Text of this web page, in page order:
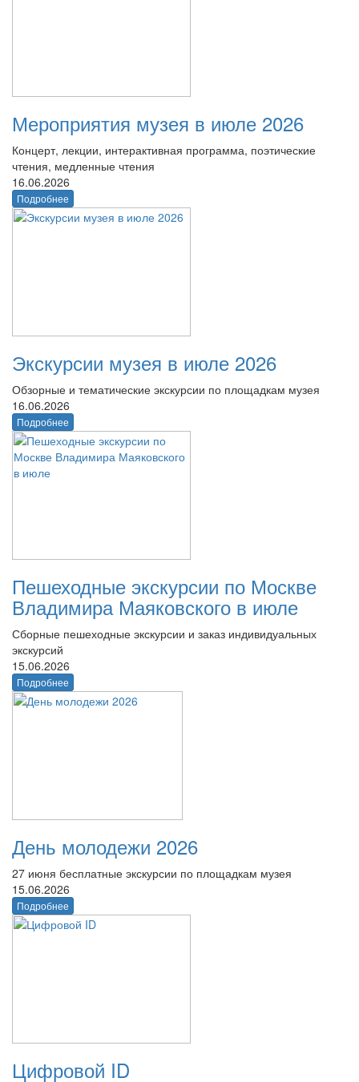
Мероприятия музея в июле 2026
Концерт, лекции, интерактивная программа, поэтические
чтения, медленные чтения
16.06.2026
Подробнее
Экскурсии музея в июле 2026
Обзорные и тематические экскурсии по площадкам музея
16.06.2026
Подробнее
Пешеходные экскурсии по Москве
Владимира Маяковского в июле
Сборные пешеходные экскурсии и заказ индивидуальных
экскурсий
15.06.2026
Подробнее
День молодежи 2026
27 июня бесплатные экскурсии по площадкам музея
15.06.2026
Подробнее
Цифровой ID